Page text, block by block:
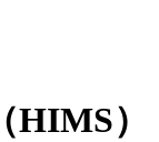
）